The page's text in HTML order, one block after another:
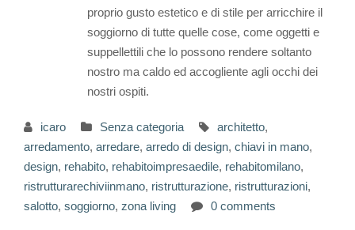
proprio gusto estetico e di stile per arricchire il
soggiorno di tutte quelle cose, come oggetti e
suppellettili che lo possono rendere soltanto
nostro ma caldo ed accogliente agli occhi dei
nostri ospiti.
icaro Senza categoria architetto,
arredamento, arredare, arredo di design, chiavi in mano,
design, rehabito, rehabitoimpresaedile, rehabitomilano,
ristrutturarechiviinmano, ristrutturazione, ristrutturazioni,
salotto, soggiorno, zona living 0 comments